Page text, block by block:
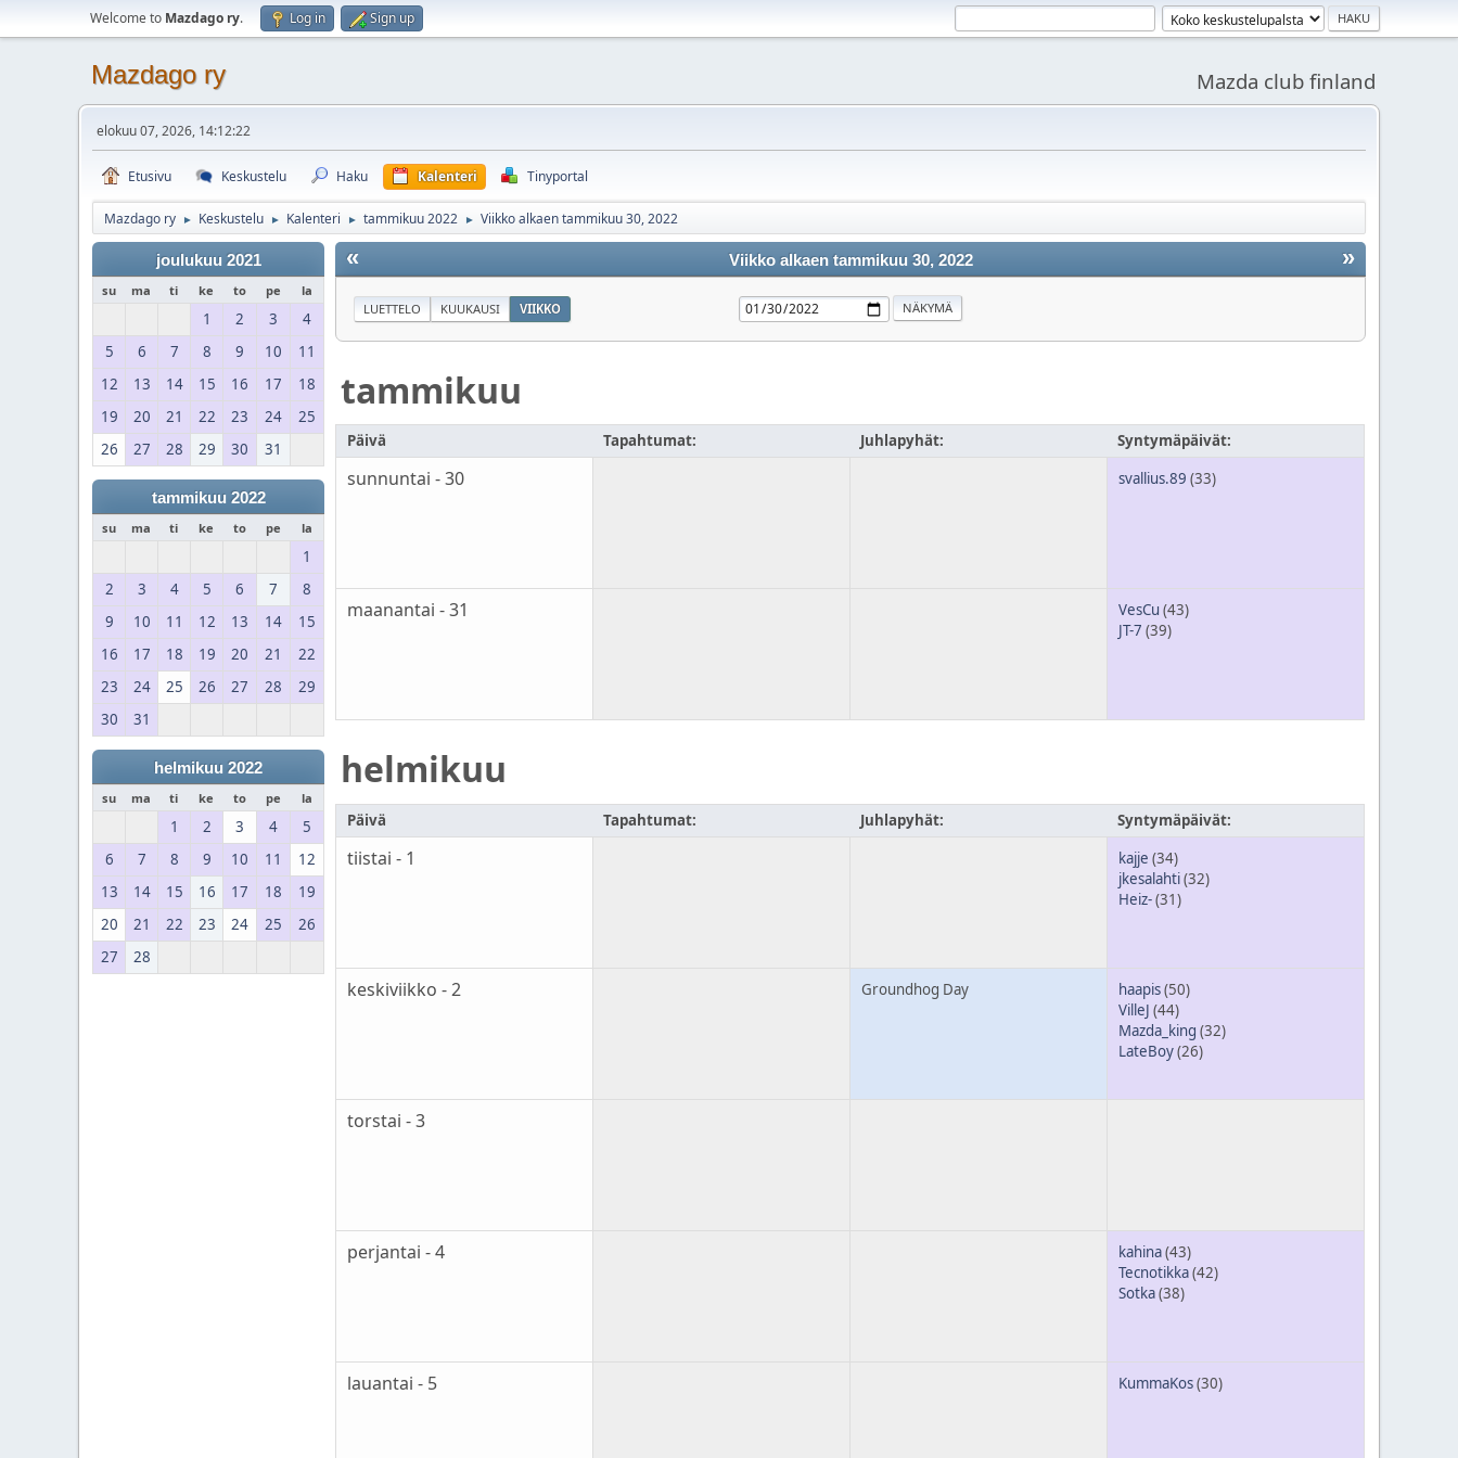
Welcome to Mazdago ry. Log in Sign up
Mazdago ry Mazda club finland
elokuu 07, 2026, 14:12:22
Etusivu Keskustelu Haku Kalenteri Tinyportal
Mazdago ry ► Keskustelu ► Kalenteri ► tammikuu 2022 ► Viikko alkaen tammikuu 30, 2022
joulukuu 2021
su ma ti ke to pe la
1 2 3
4
5
6 7 8 9 10
11
12
13 14 15 16 17
18
19
20 21 22 23 24
25
26
27 28 29 30 31
tammikuu 2022
su ma ti ke to pe la
1
2
3 4 5 6 7
8
9
10 11 12 13 14
15
16
17 18 19 20 21
22
23
24 25 26 27 28
29
30
31
helmikuu 2022
su ma ti ke to pe la
1 2 3 4
5
6
7 8 9 10 11
12
13
14 15 16 17 18
19
20
21 22 23 24 25
26
27
28
« »
Viikko alkaen tammikuu 30, 2022
LUETTELO KUUKAUSI VIIKKO
tammikuu
Päivä Tapahtumat: Juhlapyhät: Syntymäpäivät:
sunnuntai - 30 svallius.89 (33)
maanantai - 31 VesCu (43)
JT-7 (39)
helmikuu
Päivä Tapahtumat: Juhlapyhät: Syntymäpäivät:
tiistai - 1 kajje (34)
jkesalahti(32)
Heiz-(31)
keskiviikko - 2 Groundhog Day haapis(50)
VilleJ (44)
Mazda_king (32)
LateBoy(26)
torstai - 3
perjantai - 4 kahina(43)
Tecnotikka(42)
Sotka(38)
lauantai - 5 KummaKos(30)